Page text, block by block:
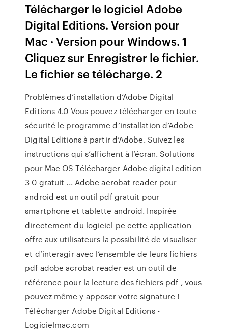
Télécharger le logiciel Adobe
Digital Editions. Version pour
Mac · Version pour Windows. 1
Cliquez sur Enregistrer le fichier.
Le fichier se télécharge. 2
Problèmes d’installation d’Adobe Digital
Editions 4.0 Vous pouvez télécharger en toute
sécurité le programme d’installation d’Adobe
Digital Editions à partir d’Adobe. Suivez les
instructions qui s’affichent à l’écran. Solutions
pour Mac OS Télécharger Adobe digital edition
3 0 gratuit ... Adobe acrobat reader pour
android est un outil pdf gratuit pour
smartphone et tablette android. Inspirée
directement du logiciel pc cette application
offre aux utilisateurs la possibilité de visualiser
et d’interagir avec l’ensemble de leurs fichiers
pdf adobe acrobat reader est un outil de
référence pour la lecture des fichiers pdf , vous
pouvez même y apposer votre signature !
Télécharger Adobe Digital Editions -
Logicielmac.com